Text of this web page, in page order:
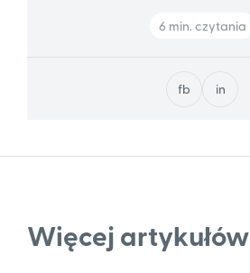
6 min. czytania
fb in
Więcej artykułów